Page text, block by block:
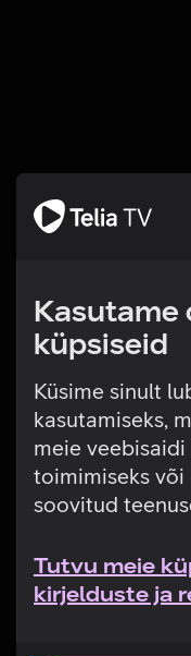
Kasutame
küpsiseid
Küsime sinult
kasutamiseks,
meie
toimimiseks või
soovitud
Tutvu meie
kirjelduste ja